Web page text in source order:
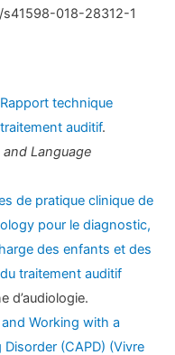
s41598-018-28312-1
Rapport technique
auditif.
Language
de pratique clinique de
pour le diagnostic,
des enfants et des
traitement auditif
d’audiologie.
Working with a
(CAPD) (Vivre